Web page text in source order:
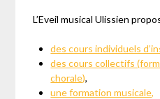
L’Eveil musical Ulissien
des cours individuels
des cours collectifs
chorale),
une formation musicale,